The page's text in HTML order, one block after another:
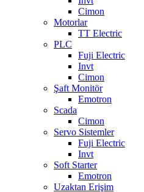
Cimon
Motorlar
TT Electric
PLC
Fuji Electric
Invt
Cimon
Şaft Monitör
Emotron
Scada
Cimon
Servo Sistemler
Fuji Electric
Invt
Soft Starter
Emotron
Uzaktan Erişim